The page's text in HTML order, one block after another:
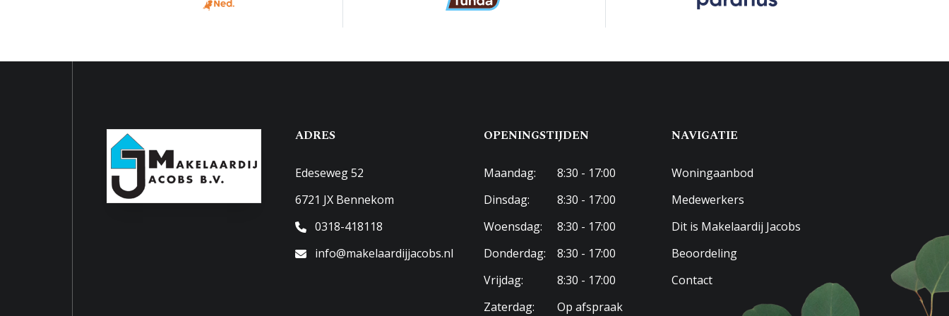
ADRES
Edeseweg 52
6721 JX Bennekom
0318-418118
info@makelaardijjacobs.nl
OPENINGSTIJDEN
Maandag:
8:30 - 17:00
Dinsdag:
8:30 - 17:00
Woensdag:
8:30 - 17:00
Donderdag:
8:30 - 17:00
Vrijdag:
8:30 - 17:00
Zaterdag:
Op afspraak
NAVIGATIE
Woningaanbod
Medewerkers
Dit is Makelaardij Jacobs
Beoordeling
Contact